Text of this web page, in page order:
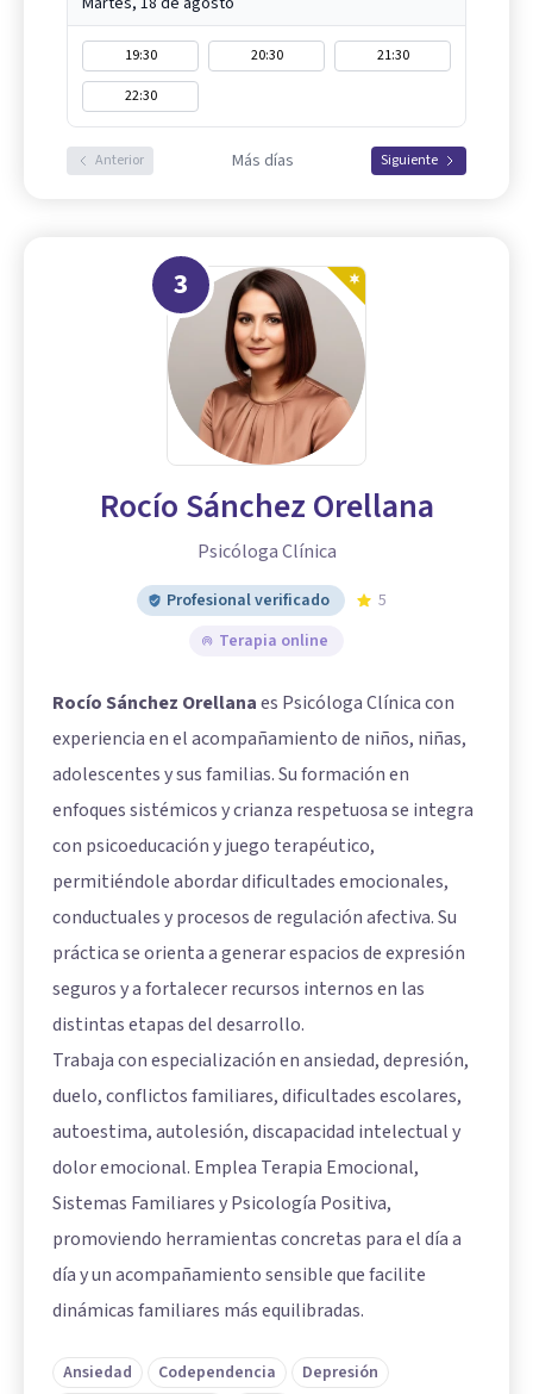
19:30 20:30
21:30
22:30
Anterior Más días Siguiente
3
Rocío Sánchez Orellana
Psicóloga Clínica
Profesional verificado
5
Terapia online
Rocío Sánchez Orellanaes Psicóloga Clínica con
experiencia en el acompañamiento de niños, niñas,
adolescentes y sus familias. Su formación en
enfoques sistémicos y crianza respetuosa se integra
con psicoeducación y juego terapéutico,
permitiéndole abordar dificultades emocionales,
conductuales y procesos de regulación afectiva. Su
práctica se orienta a generar espacios de expresión
seguros y a fortalecer recursos internos en las
distintas etapas del desarrollo.
Trabaja con especialización en ansiedad, depresión,
duelo, conflictos familiares, dificultades escolares,
autoestima, autolesión, discapacidad intelectual y
dolor emocional. Emplea Terapia Emocional,
Sistemas Familiares y Psicología Positiva,
promoviendo herramientas concretas para el día a
día y un acompañamiento sensible que facilite
dinámicas familiares más equilibradas.
Ansiedad Codependencia
Depresión